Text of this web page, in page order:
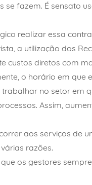
se fazem. É sensato
realizar essa
a utilização dos
custos diretos com
o horário em que
no setor
Assim,
aos serviços de
razões.
os gestores